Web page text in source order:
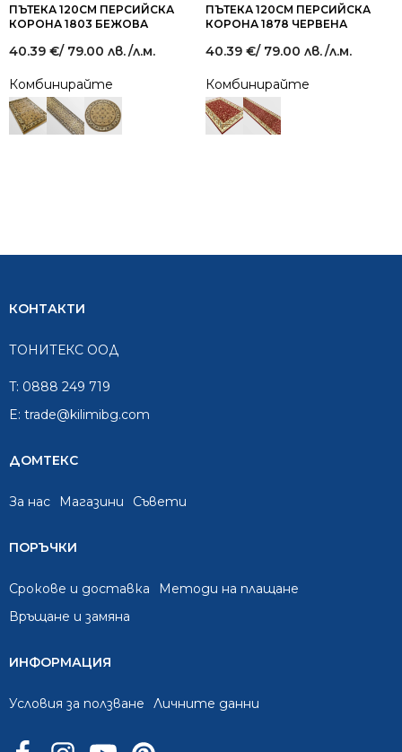
ПЪТЕКА 120СМ ПЕРСИЙСКА
КОРОНА 1803 БЕЖОВА
40.39 €/ 79.00 лв./л.м.
Комбинирайте
ПЪТЕКА 120СМ ПЕРСИЙСКА
КОРОНА 1878 ЧЕРВЕНА
40.39 €/ 79.00 лв./л.м.
Комбинирайте
КОНТАКТИ
ТОНИТЕКС ООД
T: 0888 249 719
E: trade@kilimibg.com
ДОМТЕКС
За нас Mагазини Съвети
ПОРЪЧКИ
Срокове и доставка
Методи на плащане
Връщане и замяна
ИНФОРМАЦИЯ
Условия за ползване Личните данни